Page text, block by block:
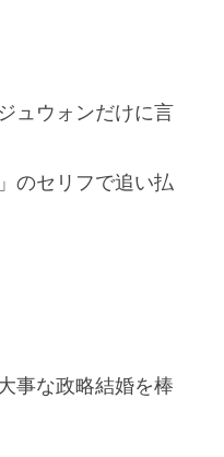
ュウォンだけに言
のセリフで追い払
事な政略結婚を棒